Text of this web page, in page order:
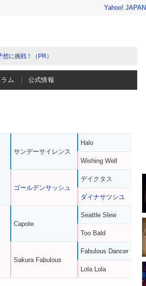
Yahoo! JAPAN
に挑戦！（PR）
ラム 公式情報
サンデーサイレンス
ゴールデンサッシュ
Capote
Sakura Fabulous
Halo
Wishing Well
デイクタス
ダイナサツシユ
Seattle Slew
Too Bald
Fabulous Dancer
Lola Lola